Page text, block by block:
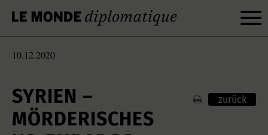
10.12.2020
SYRIEN –
MÖRDERISCHES
zurück